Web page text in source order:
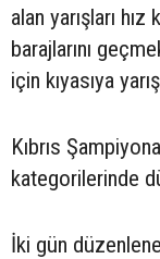
alan yarışları
barajlarını
için kıyasıya
Kıbrıs
kategorilerinde
İki gün